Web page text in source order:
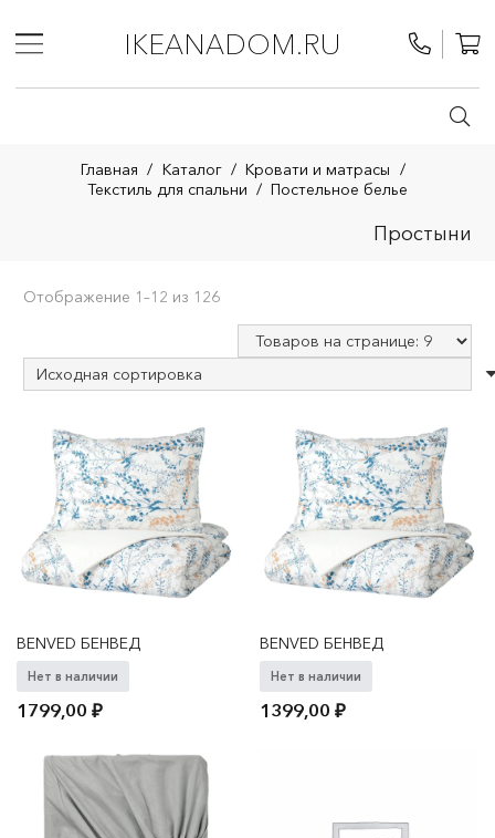
IKEANADOM.RU
Главная / Каталог / Кровати и матрасы /
Текстиль для спальни / Постельное белье
Простыни
Отображение 1–12 из 126
BENVED БЕНВЕД
Нет в наличии
1799,00₽
BENVED БЕНВЕД
Нет в наличии
1399,00₽